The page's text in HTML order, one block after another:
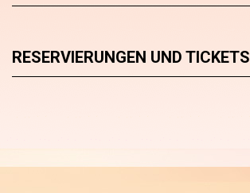
RESERVIERUNGEN UND TICKETS